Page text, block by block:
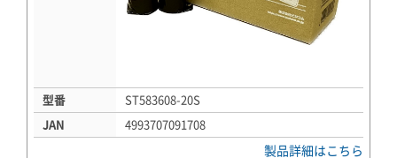
型番 ST583608-20S
JAN 4993707091708
製品詳細はこちら